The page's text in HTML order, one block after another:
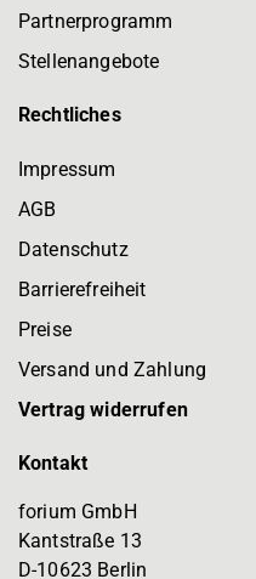
Partnerprogramm
Stellenangebote
Rechtliches
Impressum
AGB
Datenschutz
Barrierefreiheit
Preise
Versand und Zahlung
Vertrag widerrufen
Kontakt
forium GmbH
Kantstraße 13
D-10623 Berlin